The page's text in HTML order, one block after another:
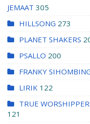
JEMAAT 305
HILLSONG 273
PLANET SHAKERS
PSALLO 200
FRANKY
LIRIK 122
TRUE
121